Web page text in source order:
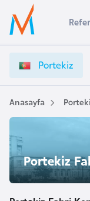
Ülke Seçimi
Başvuru yapmak
Üye
Girişi
o
t
e
k
i
i
z
e
Portekiz
Anasayfa
Portekiz
s
t
r
a
A
v
u